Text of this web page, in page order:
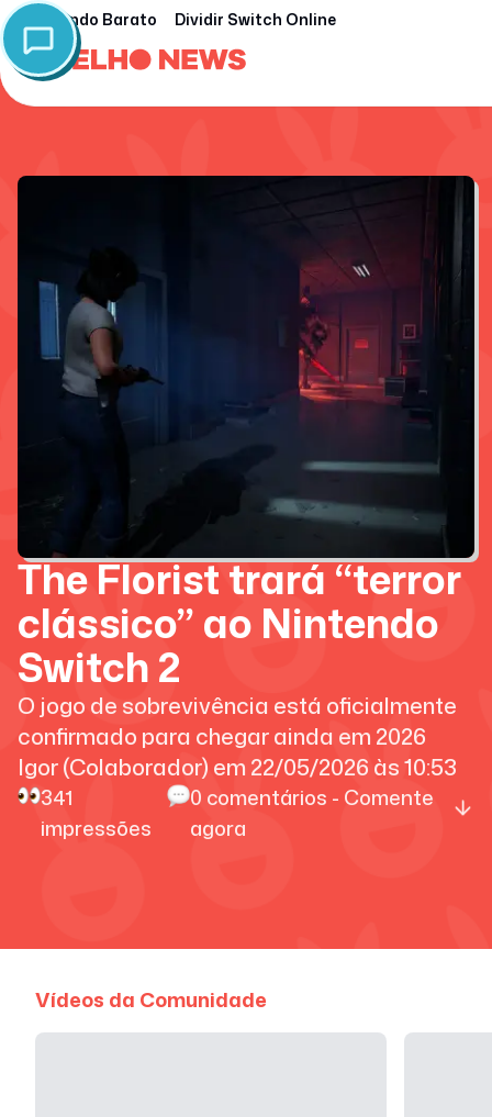
Nintendo Barato Dividir Switch Online
The Florist trará “terror
clássico” ao Nintendo
Switch 2
O jogo de sobrevivência está oficialmente
confirmado para chegar ainda em 2026
Igor (Colaborador) em 22/05/2026 às10:53
341
impressões
0 comentários - Comente
agora
Vídeos da Comunidade